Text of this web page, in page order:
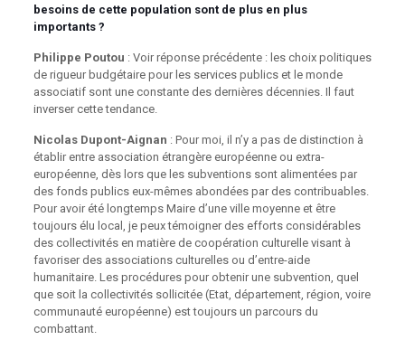
besoins de cette population sont de plus en plus
importants ?
Philippe Poutou : Voir réponse précédente : les choix politiques
de rigueur budgétaire pour les services publics et le monde
associatif sont une constante des dernières décennies. Il faut
inverser cette tendance.
Nicolas Dupont-Aignan : Pour moi, il n’y a pas de distinction à
établir entre association étrangère européenne ou extra-
européenne, dès lors que les subventions sont alimentées par
des fonds publics eux-mêmes abondées par des contribuables.
Pour avoir été longtemps Maire d’une ville moyenne et être
toujours élu local, je peux témoigner des efforts considérables
des collectivités en matière de coopération culturelle visant à
favoriser des associations culturelles ou d’entre-aide
humanitaire. Les procédures pour obtenir une subvention, quel
que soit la collectivités sollicitée (Etat, département, région, voire
communauté européenne) est toujours un parcours du
combattant.